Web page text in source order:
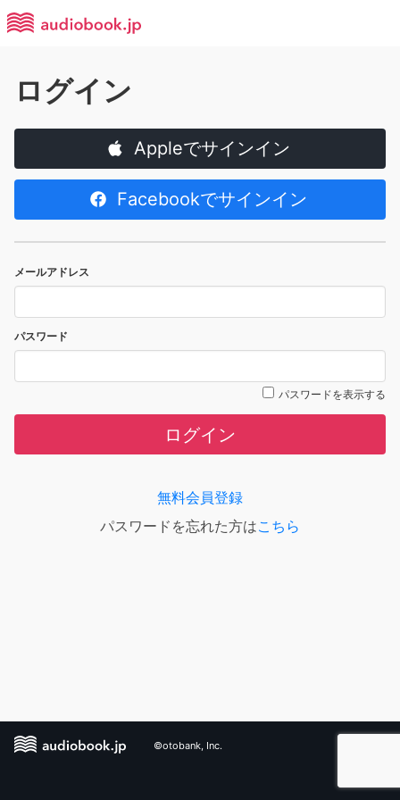
ログイン
Appleでサインイン
Facebookでサインイン
メールアドレス
パスワード
パスワードを表示する
ログイン
無料会員登録
パスワードを忘れた方はこちら
©otobank, Inc.